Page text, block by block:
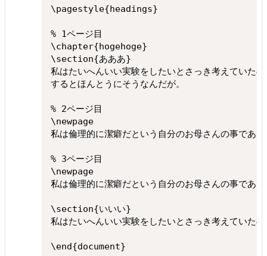
\pagestyle{headings}
% 1ページ目
\chapter{hogehoge}
\section{あああ}
私はたいへんいい実験をしたいとさっき考えていたの
するとほんとうにそうなんだが。
% 2ページ目
\newpage
私は倫理的に潔癖だという自分のお母さんの事であっ
% 3ページ目
\newpage
私は倫理的に潔癖だという自分のお母さんの事であっ
\section{いいい}
私はたいへんいい実験をしたいとさっき考えていたの
\end{document}